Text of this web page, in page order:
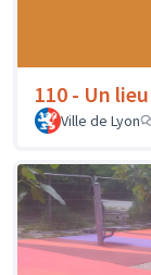
110 - Un
Ville de Lyon